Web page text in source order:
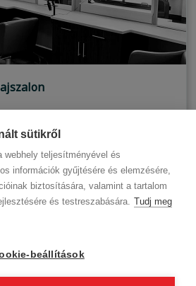
sütikről
webhely teljesítményével és
információk gyűjtésére és elemzésére,
biztosítására, valamint a tartalom
és testreszabására. Tudj meg
beállítások